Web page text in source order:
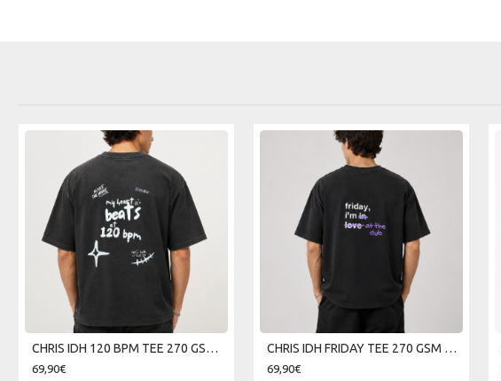
CHRIS IDH 120 BPM TEE 270 GSM SKU226TT10-02V
69,90€
CHRIS IDH FRIDAY TEE 270 GSM SKU226TT13-02V
69,90€